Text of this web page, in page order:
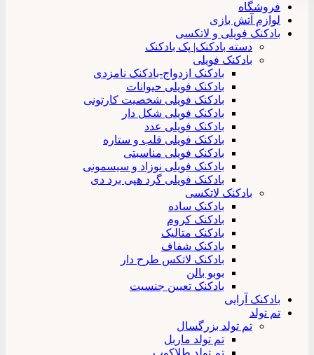
فروشگاه
لوازم آتش بازی
بادکنک فویلی و لاتکسی
دسته بادکنک| پک بادکنک
بادکنک فویلی
بادکنک ازدواج-بادکنک نامزدی
بادکنک فویلی حیوانات
بادکنک فویلی شخصیت کارتونی
بادکنک فویلی شکل دار
بادکنک فویلی عدد
بادکنک فویلی قلب و ستاره
بادکنک فویلی مناسبتی
بادکنک فویلی نوزاد و سیسمونی
بادکنک فویلی گرد هپی برد دی
بادکنک لاتکسی
بادکنک ساده
بادکنک کروم
بادکنک متالیک
بادکنک شفاف
بادکنک لاتکس طرح دار
بوبو بالن
بادکنک تعیین جنسیت
بادکنک آرایی
تم تولد
تم تولد بزرگسال
تم تولد ماربل